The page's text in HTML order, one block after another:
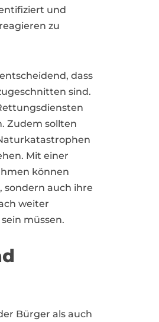
und
zu
dass
sind.
Zudem sollten
Mit einer
können
sondern auch ihre
weiter
müssen.
Bürger als auch